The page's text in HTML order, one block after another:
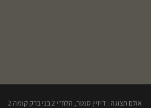
אולם תצוגה : דיזיין סנטר, הלח"י 2 בני ברק קומה 2​